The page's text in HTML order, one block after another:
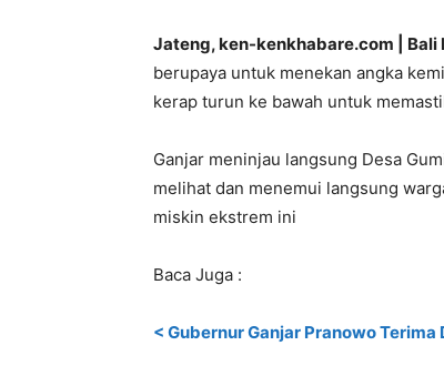
Jateng, ken-kenkhabare.com | Bali
berupaya untuk menekan angka
kerap turun ke bawah untuk
Ganjar meninjau langsung Desa
melihat dan menemui langsung
miskin ekstrem ini
Baca Juga :
< Gubernur Ganjar Pranowo